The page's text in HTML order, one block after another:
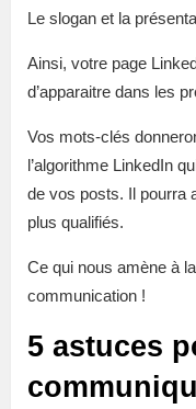
Le slogan et la
Ainsi, votre page
d’apparaitre dans les
Vos mots-clés
l’algorithme LinkedIn
de vos posts. Il pourra
plus qualifiés.
Ce qui nous amène à
communication !
5 astuces